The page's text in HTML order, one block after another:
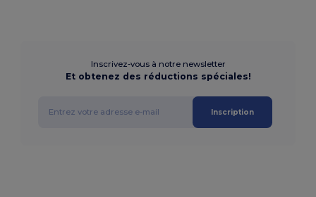
Inscrivez-vous à notre newsletter
Et obtenez des réductions spéciales!
Inscription